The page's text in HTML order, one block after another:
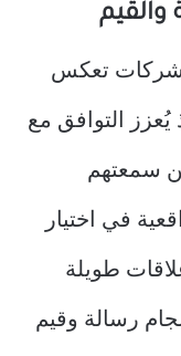
والقيم
شركات تعكس
التوافق مع
سمعتهم
في اختيار
طويلة
رسالة وقيم